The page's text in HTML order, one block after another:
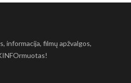
informacija, filmų apžvalgos,